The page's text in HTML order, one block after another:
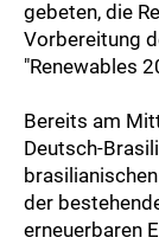
gebeten, die
Vorbereitung
"Renewables
Bereits am
Deutsch-
der
erneuerbaren